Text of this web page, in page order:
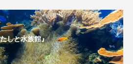
宮古島 寄生
寿司 小樽
しと水族館』